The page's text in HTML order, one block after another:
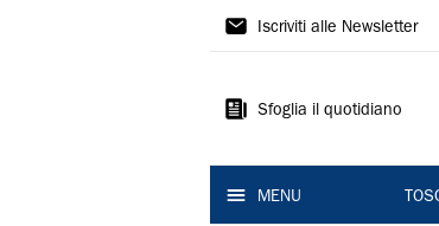
Il
Iscriviti alle Newsletter
Sfoglia il quotidiano
MENU